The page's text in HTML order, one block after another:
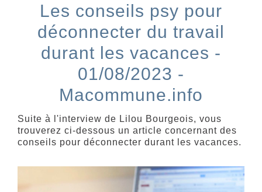
Les conseils psy pour
déconnecter du travail
durant les vacances -
01/08/2023 -
Macommune.info
Suite à l'interview de Lilou Bourgeois, vous
trouverez ci-dessous un article concernant des
conseils pour déconnecter durant les vacances.